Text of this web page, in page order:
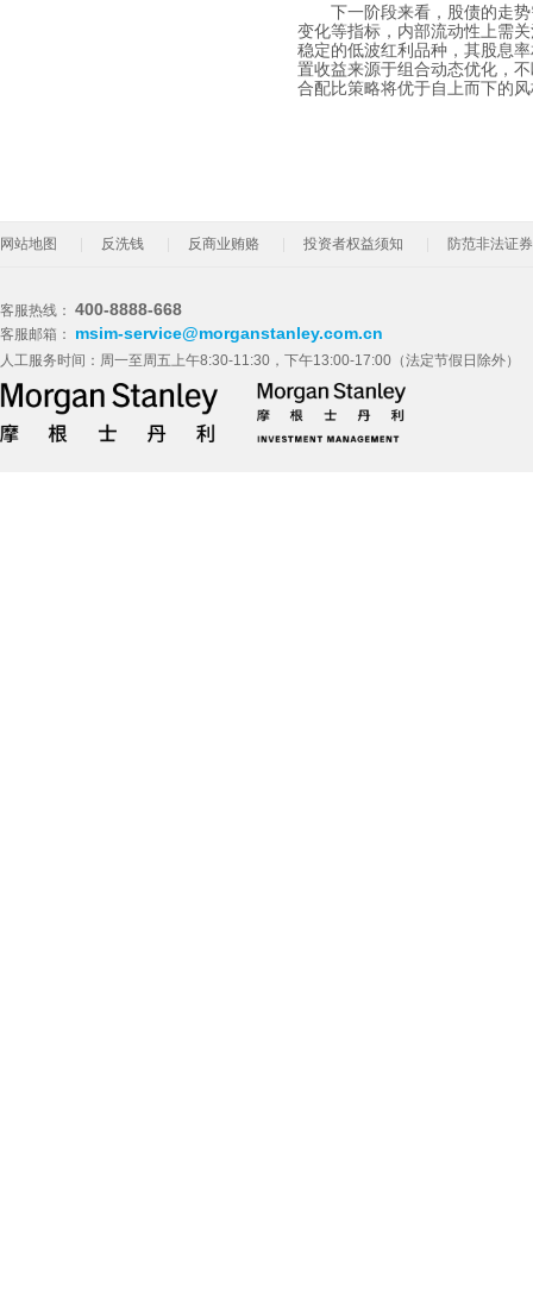
下一阶段来看，股债的走
变化等指标，内部流动性上需
稳定的低波红利品种，其股息
置收益来源于组合动态优化，
合配比策略将优于自上而下的
网站地图 反洗钱 反商业贿赂 投资者权益须知 防范非法证
客服热线： 400-8888-668
客服邮箱： msim-service@morganstanley.com.cn
人工服务时间：周一至周五上午8:30-11:30，下午13:00-17:00（法定节假日除外）